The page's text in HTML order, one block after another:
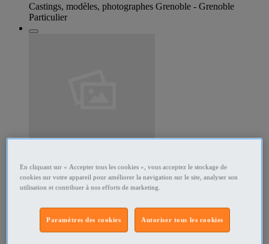
Castings, modèles, photographes Grenoble - Grenoble
Particulier
Massage massage
massage avec de l'huile. Vous pouvez venir entre 10h et 17h
N'hésitez pas à m'appeler pour plus de renseignements au
En cliquant sur « Accepter tous les cookies », vous acceptez le stockage de
cookies sur votre appareil pour améliorer la navigation sur le site, analyser son
utilisation et contribuer à nos efforts de marketing.
Autoriser tous les cookies
Paramètres des cookies